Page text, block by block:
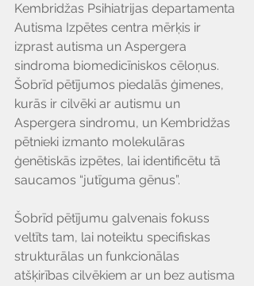
Kembridžas Psihiatrijas departamenta
Autisma Izpētes centra mērķis ir
izprast autisma un Aspergera
sindroma biomedicīniskos cēloņus.
Šobrīd pētījumos piedalās ģimenes,
kurās ir cilvēki ar autismu un
Aspergera sindromu, un Kembridžas
pētnieki izmanto molekulāras
ģenētiskās izpētes, lai identificētu tā
saucamos “jutīguma gēnus”.
Šobrīd pētījumu galvenais fokuss
veltīts tam, lai noteiktu specifiskas
strukturālas un funkcionālas
atšķirības cilvēkiem ar un bez autisma